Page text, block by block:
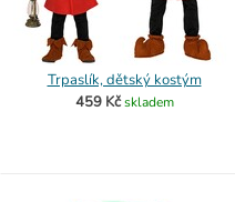
Trpaslík, dětský kostým
459 Kč skladem